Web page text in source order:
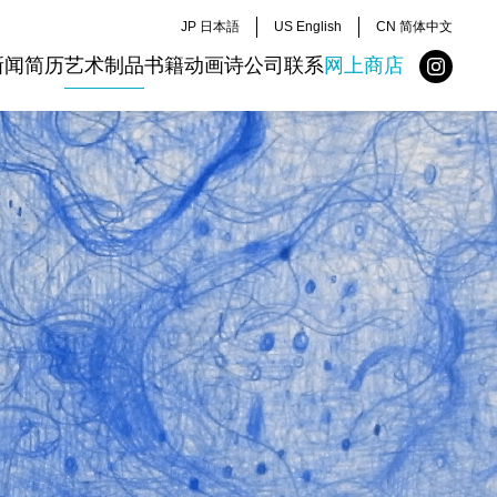
简历艺术制品书籍动画诗公司 联系网上商店
US English
JP 日本語 CN 简体中文